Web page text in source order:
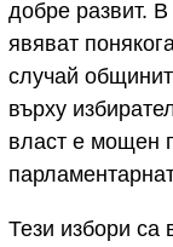
добре развит.
явяват
случай
върху
власт е мощен
Тези избори са